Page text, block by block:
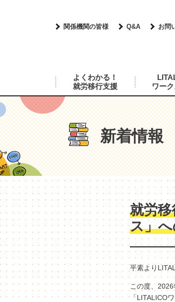
関係機関の皆様 Q&A お問
よくわかる！
就労移行支援
ワー
新着情報
就労
ス」
平素より
この度、
「LITALICO